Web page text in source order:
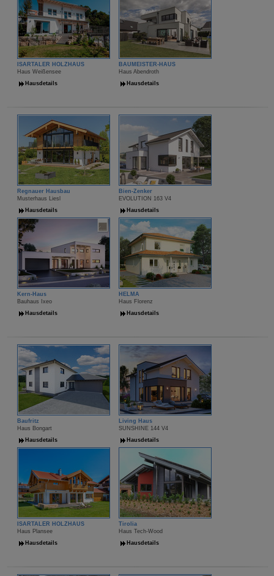
ISARTALER HOLZHAUS
Haus Weißensee
Hausdetails
BAUMEISTER-HAUS
Haus Abendroth
Hausdetails
Regnauer Hausbau
Musterhaus Liesl
Hausdetails
Bien-Zenker
EVOLUTION 163 V4
Hausdetails
Kern-Haus
Bauhaus Ixeo
Hausdetails
HELMA
Haus Florenz
Hausdetails
Baufritz
Haus Bongart
Hausdetails
Living Haus
SUNSHINE 144 V4
Hausdetails
ISARTALER HOLZHAUS
Haus Plansee
Hausdetails
Tirolia
Haus Tech-Wood
Hausdetails